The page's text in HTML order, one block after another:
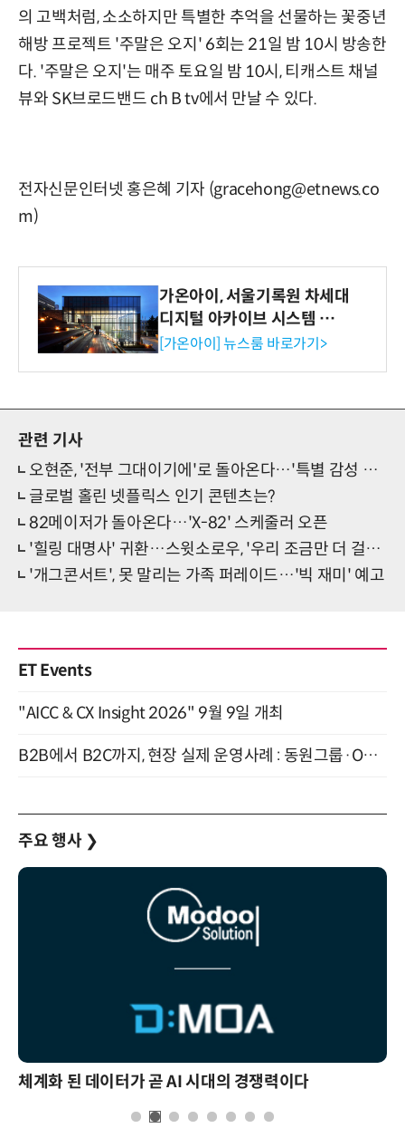
의 고백처럼, 소소하지만 특별한 추억을 선물하는 꽃중년
해방 프로젝트 '주말은 오지' 6회는 21일 밤 10시 방송한
다. '주말은 오지'는 매주 토요일 밤 10시, 티캐스트 채널
뷰와 SK브로드밴드 ch B tv에서 만날 수 있다.
전자신문인터넷 홍은혜 기자 (gracehong@etnews.co
m)
가온아이, 서울기록원 차세대
디지털 아카이브 시스템 구축
수행
[가온아이] 뉴스룸 바로가기>
관련 기사
오현준, '전부 그대이기에'로 돌아온다…'특별 감성 발라드' 선언
글로벌 홀린 넷플릭스 인기 콘텐츠는?
82메이저가 돌아온다…'X-82' 스케줄러 오픈
'힐링 대명사' 귀환…스윗소로우, '우리 조금만 더 걸을래' 발매
'개그콘서트', 못 말리는 가족 퍼레이드…'빅 재미' 예고
ET Events
"AICC & CX Insight 2026" 9월 9일 개최
B2B에서 B2C까지, 현장 실제 운영사례 : 동원그룹·OCI·다이닝브랜즈그룹·당근 (8/27)
주요 행사 ❯
체계화 된 데이터가 곧 AI 시대의 경쟁력이다